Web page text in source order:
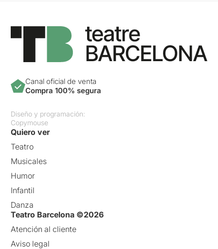
Canal oficial de venta
Compra 100% segura
Diseño y programación:
Copymouse
Quiero ver
Teatro
Musicales
Humor
Infantil
Danza
Teatro Barcelona ©2026
Atención al cliente
Aviso legal